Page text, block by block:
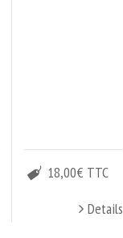
18,00€ TTC
Details